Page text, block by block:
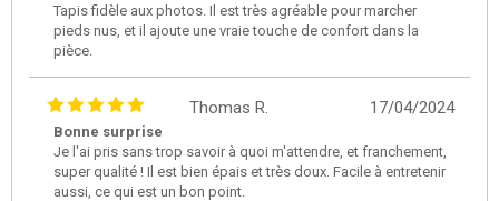
Tapis fidèle aux photos. Il est très agréable pour marcher
pieds nus, et il ajoute une vraie touche de confort dans la
pièce.
17/04/2024
Thomas R.
Bonne surprise
Je l'ai pris sans trop savoir à quoi m'attendre, et franchement,
super qualité ! Il est bien épais et très doux. Facile à entretenir
aussi, ce qui est un bon point.